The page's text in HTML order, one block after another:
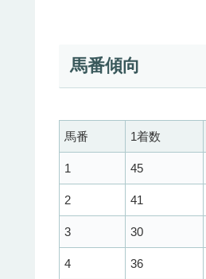
馬番傾向
馬番 1着数
1 45
2 41
3 30
4 36